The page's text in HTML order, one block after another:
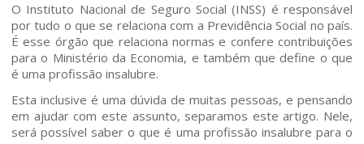
O Instituto Nacional de Seguro Social (INSS) é responsável
por tudo o que se relaciona com a Previdência Social no país.
É esse órgão que relaciona normas e confere contribuições
para o Ministério da Economia, e também que define o que
é uma profissão insalubre.
Esta inclusive é uma dúvida de muitas pessoas, e pensando
em ajudar com este assunto, separamos este artigo. Nele,
será possível saber o que é uma profissão insalubre para o